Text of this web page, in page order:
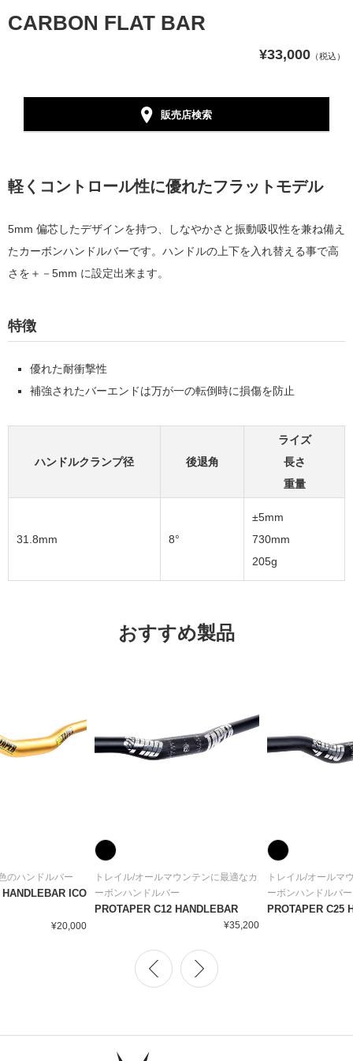
CARBON FLAT BAR
¥33,000 （税込）
販売店検索
軽くコントロール性に優れたフラットモデル
5mm 偏芯したデザインを持つ、しなやかさと振動吸収性を兼ね備え
たカーボンハンドルバーです。ハンドルの上下を入れ替える事で高
さを＋－5mm に設定出来ます。
特徴
優れた耐衝撃性
補強されたバーエンドは万が一の転倒時に損傷を防止
ハンドルクランプ径 後退角
ライズ
長さ
重量
31.8mm 8°
±5mm
730mm
205g
おすすめ製品
のハンドルバー
ICO
¥20,000
トレイル/オールマウンテンに最適なカ
ーボンハンドルバー
PROTAPER C12 HANDLEBAR
¥35,200
トレイル/オールマ
ーボンハンドルバー
PROTAPER C25